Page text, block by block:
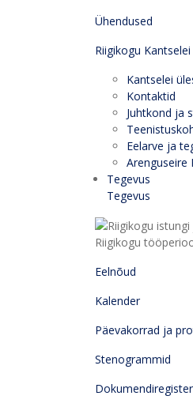
Ühendused
Riigikogu Kantselei
Kantselei
Kontaktid
Juhtkond ja
Eelarve ja
Arenguseire
Tegevus
Tegevus
Riigikogu
Eelnõud
Kalender
Päevakorrad ja
Stenogrammid
Dokumendiregister